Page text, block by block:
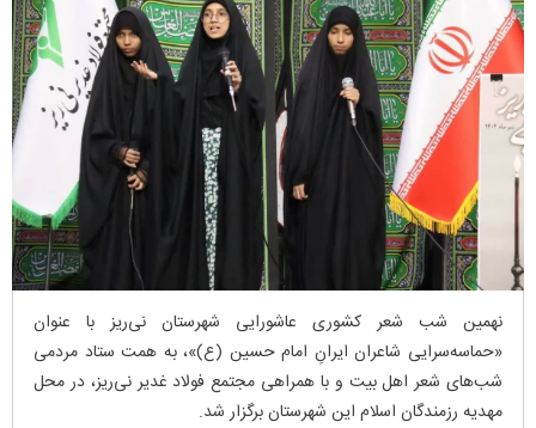
نهمین شب شعر کشوری عاشورایی شهرستان نی‌ریز با عنوان
«حماسه‌سرایی شاعران ایرانِ امام حسین (ع)»، به همت ستاد مردمی
شب‌های شعر اهل بیت و با همراهی مجتمع فولاد غدیر نی‌ریز، در محل
مهدیه رزمندگان اسلام این شهرستان برگزار شد.